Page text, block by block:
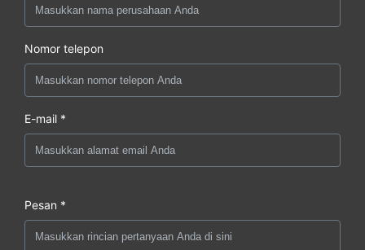
Nomor telepon
E-mail *
Pesan *